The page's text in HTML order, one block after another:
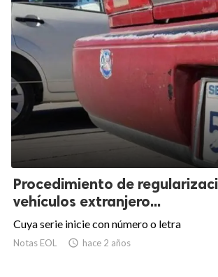
Procedimiento de
vehículos extranjero...
Cuya serie inicie con número o letra
Notas EOL  hace 2 años